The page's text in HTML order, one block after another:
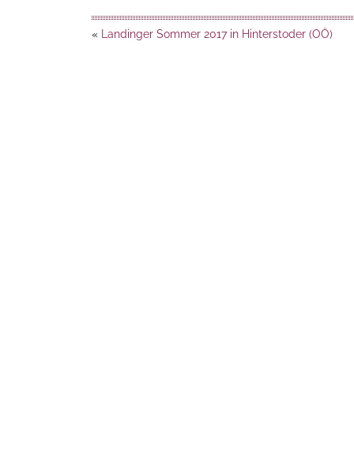
« Landinger Sommer 2017 in Hinterstoder (OÖ)